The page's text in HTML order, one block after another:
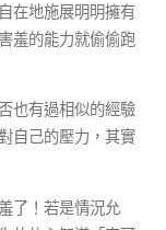
在地施展明明擁有
羞的能力就偷偷跑
也有過相似的經驗
自己的壓力，其實
了！若是情況允